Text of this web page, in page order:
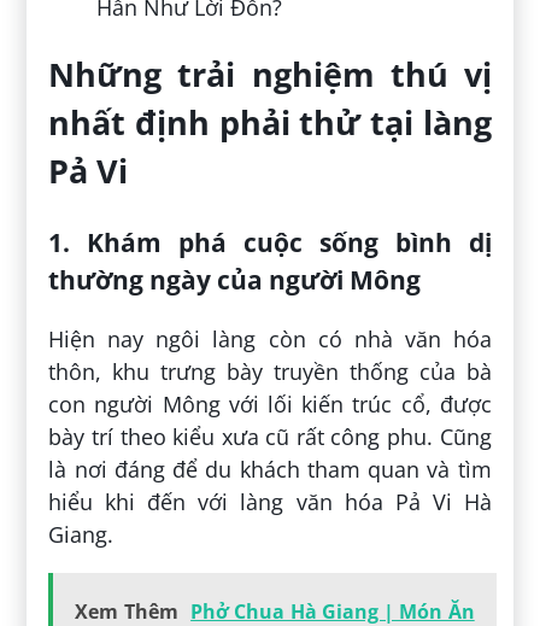
lịch tại đây (nguồn: taybactravel.vn)
Nếu du khách muốn trải nghiệm cuộc sống
bình dị như một người đồng bào H’Mông
hãy đến với làng Pả Vi. Không chỉ được
mặc những bộ trang phục dân tộc sặc sỡ
những công việc thường ngày của bà con
nơi đây như tước lanh, dệt vải,…
Hà Giang | Địa Điểm Dã Ngoại Lý
Tưởng Trên Cao Nguyên Đá
2. Nghỉ ngơi tại các homestay có
thiết kế độc đáo
Làng Pả Vi Hà Giang được xây dựng dựa
trên mô hình làng sinh hoạt văn hóa kết
hợp với homestay nghỉ dưỡng. Do đó,